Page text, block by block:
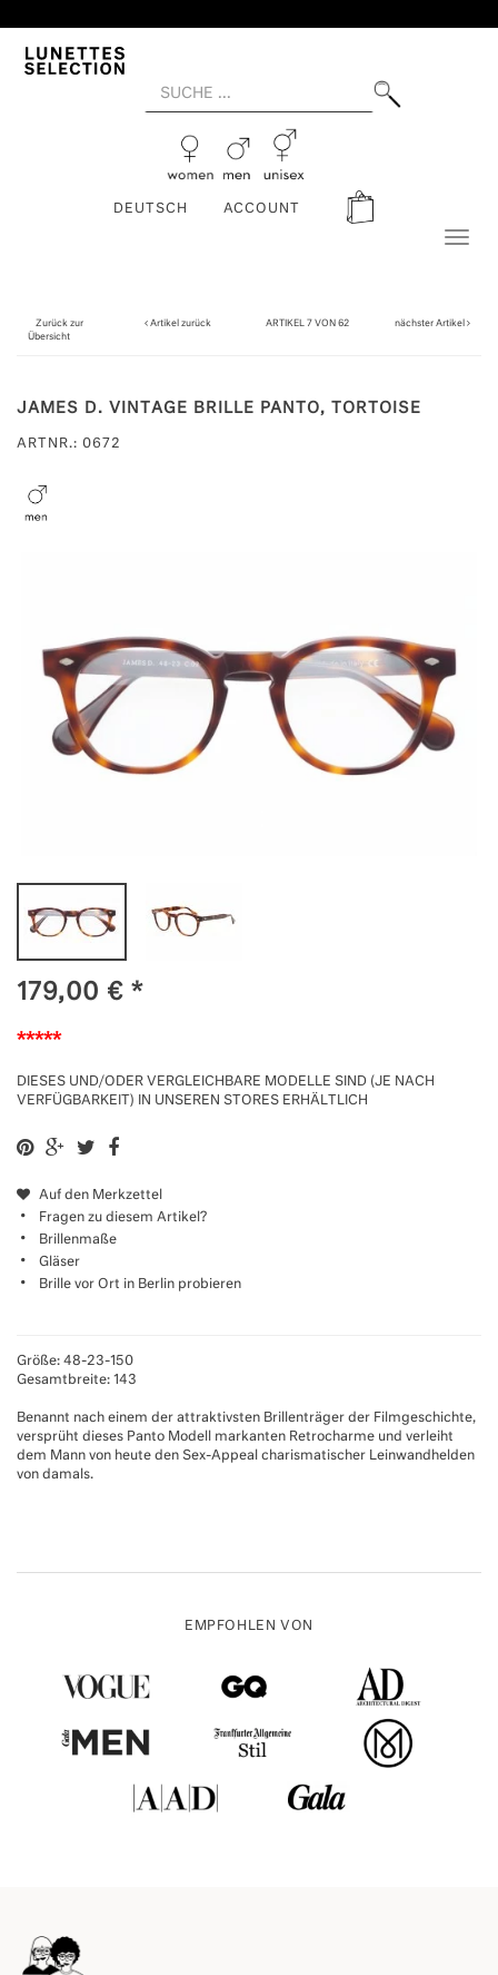
DEUTSCH ACCOUNT
Zurück zur
Übersicht
Artikel zurück ARTIKEL 7 VON 62 nächster Artikel
JAMES D. VINTAGE BRILLE PANTO, TORTOISE
ARTNR.: 0672
179,00 € *
*****
DIESES UND/ODER VERGLEICHBARE MODELLE SIND (JE NACH
VERFÜGBARKEIT) IN UNSEREN STORES ERHÄLTLICH
Auf den Merkzettel
Fragen zu diesem Artikel?
Brillenmaße
Gläser
Brille vor Ort in Berlin probieren
Größe: 48-23-150
Gesamtbreite: 143
Benannt nach einem der attraktivsten Brillenträger der Filmgeschichte,
versprüht dieses Panto Modell markanten Retrocharme und verleiht
dem Mann von heute den Sex-Appeal charismatischer Leinwandhelden
von damals.
EMPFOHLEN VON